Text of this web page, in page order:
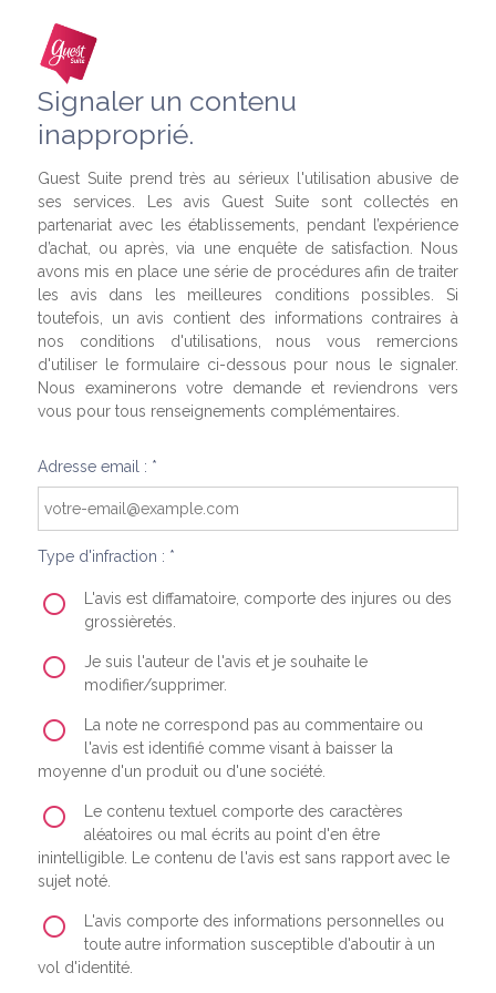
Signaler un contenu
inapproprié.
Guest Suite prend très au sérieux l'utilisation abusive de
ses services. Les avis Guest Suite sont collectés en
partenariat avec les établissements, pendant l’expérience
d’achat, ou après, via une enquête de satisfaction. Nous
avons mis en place une série de procédures afin de traiter
les avis dans les meilleures conditions possibles. Si
toutefois, un avis contient des informations contraires à
nos conditions d'utilisations, nous vous remercions
d'utiliser le formulaire ci-dessous pour nous le signaler.
Nous examinerons votre demande et reviendrons vers
vous pour tous renseignements complémentaires.
Adresse email : *
Type d'infraction : *
L'avis est diffamatoire, comporte des injures ou des
grossièretés.
Je suis l'auteur de l'avis et je souhaite le
modifier/supprimer.
La note ne correspond pas au commentaire ou
l'avis est identifié comme visant à baisser la
moyenne d'un produit ou d'une société.
Le contenu textuel comporte des caractères
aléatoires ou mal écrits au point d'en être
inintelligible. Le contenu de l'avis est sans rapport avec le
sujet noté.
L'avis comporte des informations personnelles ou
toute autre information susceptible d'aboutir à un
vol d'identité.